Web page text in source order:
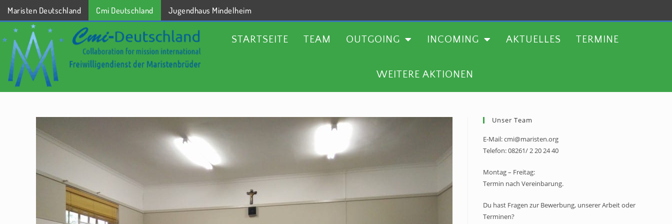
Maristen Deutschland Cmi Deutschland Jugendhaus Mindelheim
STARTSEITE TEAM OUTGOING INCOMING AKTUELLES TERMINE
WEITERE AKTIONEN
STARTSEITE TEAM OUTGOING INCOMING AKTUELLES TERMINE WEITERE AKTIONEN
Unser Team
E-Mail: cmi@maristen.org
Telefon: 08261/ 2 20 24 40
Montag – Freitag:
Termin nach Vereinbarung.
Du hast Fragen zur Bewerbung, unserer Arbeit oder
Terminen?